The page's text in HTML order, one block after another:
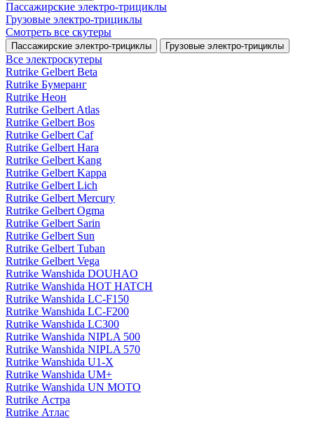
Пассажирские электро‑трициклы
Грузовые электро‑трициклы
Смотреть все скутеры
Пассажирские электро‑трициклы Грузовые электро‑трициклы
Все электро­скутеры
Rutrike Gelbert Beta
Rutrike Бумеранг
Rutrike Неон
Rutrike Gelbert Atlas
Rutrike Gelbert Bos
Rutrike Gelbert Caf
Rutrike Gelbert Hara
Rutrike Gelbert Kang
Rutrike Gelbert Kappa
Rutrike Gelbert Lich
Rutrike Gelbert Mercury
Rutrike Gelbert Ogma
Rutrike Gelbert Sarin
Rutrike Gelbert Sun
Rutrike Gelbert Tuban
Rutrike Gelbert Vega
Rutrike Wanshida DOUHAO
Rutrike Wanshida HOT HATCH
Rutrike Wanshida LC-F150
Rutrike Wanshida LC-F200
Rutrike Wanshida LC300
Rutrike Wanshida NIPLA 500
Rutrike Wanshida NIPLA 570
Rutrike Wanshida U1-X
Rutrike Wanshida UM+
Rutrike Wanshida UN MOTO
Rutrike Астра
Rutrike Атлас